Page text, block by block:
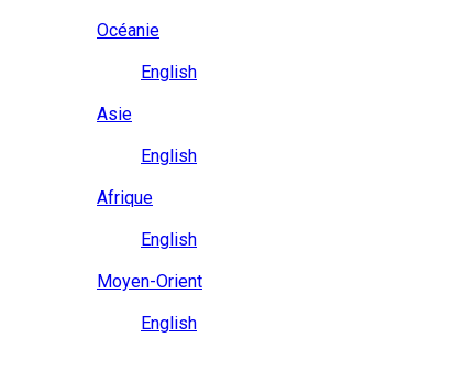
Océanie
English
Asie
English
Afrique
English
Moyen-Orient
English